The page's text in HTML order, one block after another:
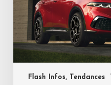
Flash Infos, Tendances